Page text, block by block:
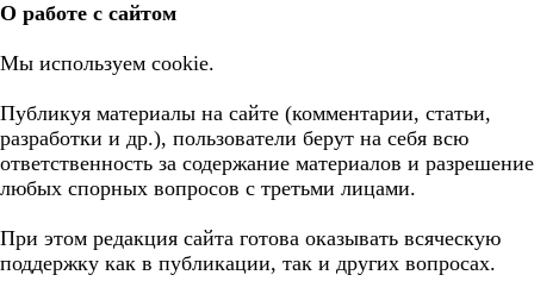
О работе с сайтом
Мы используем cookie.
Публикуя материалы на сайте (комментарии, статьи,
разработки и др.), пользователи берут на себя всю
ответственность за содержание материалов и разрешение
любых спорных вопросов с третьми лицами.
При этом редакция сайта готова оказывать всяческую
поддержку как в публикации, так и других вопросах.